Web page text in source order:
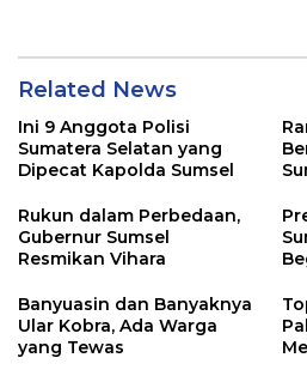
Related News
Ini 9 Anggota Polisi
Sumatera Selatan yang
Dipecat Kapolda Sumsel
Rukun dalam Perbedaan,
Gubernur Sumsel
Resmikan Vihara
Banyuasin dan Banyaknya
Ular Kobra, Ada Warga
yang Tewas